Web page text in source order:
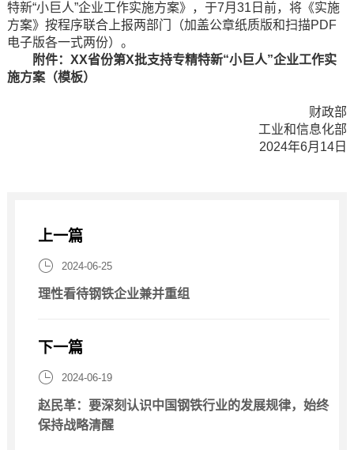
特新“小巨人”企业工作实施方案》，于7月31日前，将《实施
方案》按程序联合上报两部门（加盖公章纸质版和扫描PDF
电子版各一式两份）。
附件：XX省份第X批支持专精特新“小巨人”企业工作实
施方案（模板）
财政部
工业和信息化部
2024年6月14日
上一篇
 2024-06-25
理性看待钢铁企业兼并重组
下一篇
 2024-06-19
赵民革：要深刻认识中国钢铁行业的发展规律，始终
保持战略清醒